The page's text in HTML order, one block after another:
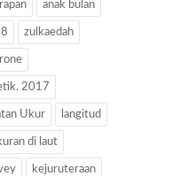
anak bulan
zulkaedah
2017
Ukur langitud
di laut
kejuruteraan